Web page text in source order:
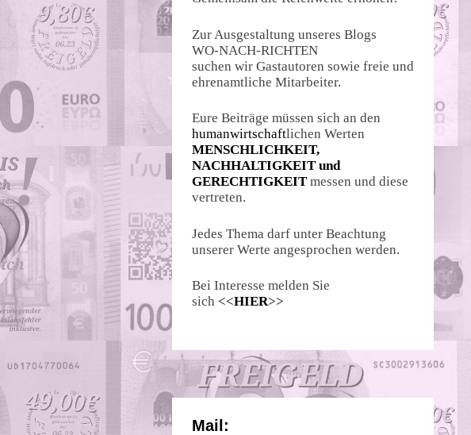
Zur Ausgestaltung unseres Blogs
WO-NACH-RICHTEN
suchen wir Gastautoren sowie freie und
ehrenamtliche Mitarbeiter.
Eure Beiträge müssen sich an den
humanwirtschaftlichen Werten
MENSCHLICHKEIT,
NACHHALTIGKEIT und
GERECHTIGKEIT messen und diese
vertreten.
Jedes Thema darf unter Beachtung
unserer Werte angesprochen werden.
Bei Interesse melden Sie
sich <<HIER>>
Mail: